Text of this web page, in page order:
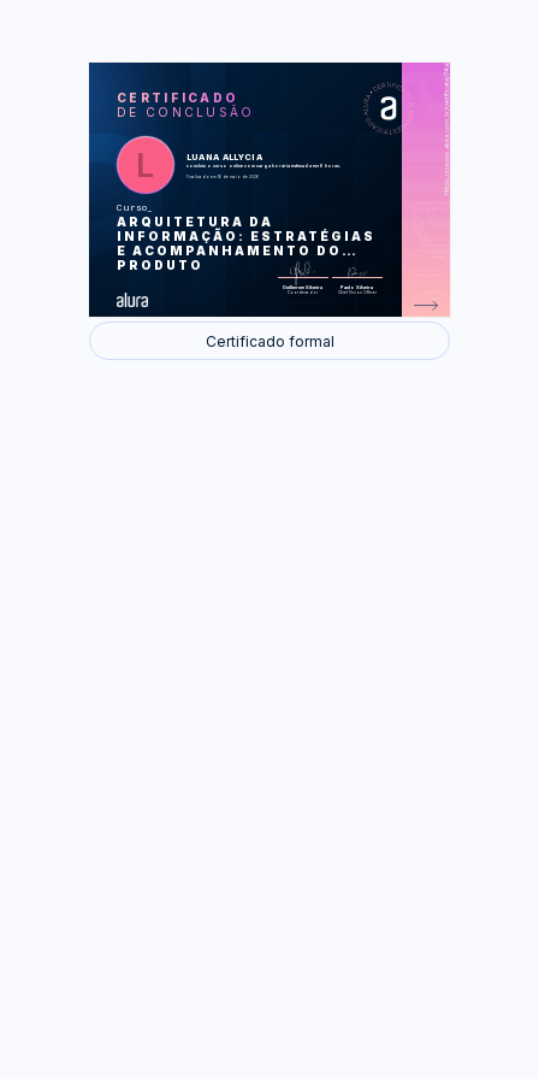
CERTIFICADO
DE CONCLUSÃO
LUANA ALLYCIA
concluiu o curso online com carga horária estimada em 6 horas.
Finalizado em 16 de maio de 2026
Curso
ARQUITETURA DA
INFORMAÇÃO: ESTRATÉGIAS
E ACOMPANHAMENTO DO
PRODUTO
Guilherme Silveira
Coordenador
Paulo Silveira
Chief Vision Officer
https://cursos.alura.com.br/certificate/74a2b44b-2089-4052-819a-6c26ecfddb6f
LAS
Conhecendo o produto
Definindo objetivos
Analisando e concluindo
Certificado formal